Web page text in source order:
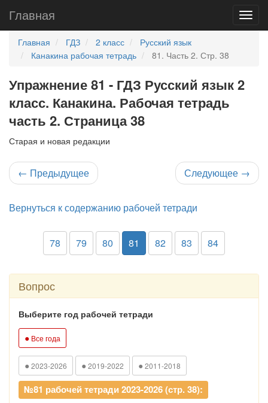
Главная
Главная ГДЗ 2 класс
Русский язык
Канакина рабочая тетрадь
81. Часть 2. Стр. 38
Упражнение 81 - ГДЗ Русский язык 2
класс. Канакина. Рабочая тетрадь
часть 2. Страница 38
Старая и новая редакции
← Предыдущее Следующее →
Вернуться к содержанию рабочей тетради
78 79 80 81 82 83 84
Вопрос
Выберите год рабочей тетради
● Все года
● 2023-2026 ● 2019-2022 ● 2011-2018
№81 рабочей тетради 2023-2026 (стр. 38):